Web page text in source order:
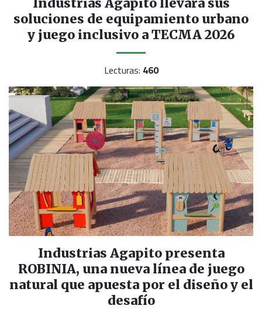
soluciones de equipamiento urbano
y juego inclusivo a TECMA 2026
Lecturas: 460
Industrias Agapito presenta
ROBINIA, una nueva línea de juego
natural que apuesta por el diseño y el
desafío